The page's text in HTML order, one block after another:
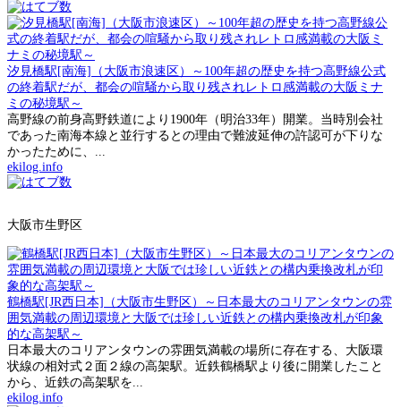
汐見橋駅[南海]（大阪市浪速区）～100年超の歴史を持つ高野線公式
の終着駅だが、都会の喧騒から取り残されレトロ感満載の大阪ミナ
ミの秘境駅～
高野線の前身高野鉄道により1900年（明治33年）開業。当時別会社
であった南海本線と並行するとの理由で難波延伸の許認可が下りな
かったために、...
ekilog.info
大阪市生野区
鶴橋駅[JR西日本]（大阪市生野区）～日本最大のコリアンタウンの雰
囲気満載の周辺環境と大阪では珍しい近鉄との構内乗換改札が印象
的な高架駅～
日本最大のコリアンタウンの雰囲気満載の場所に存在する、大阪環
状線の相対式２面２線の高架駅。近鉄鶴橋駅より後に開業したこと
から、近鉄の高架駅を...
ekilog.info